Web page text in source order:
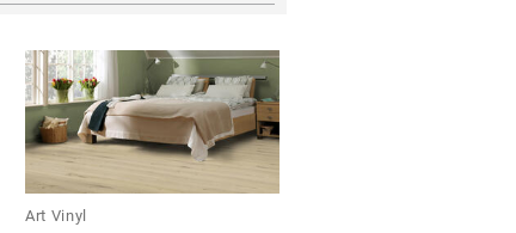
Art Vinyl